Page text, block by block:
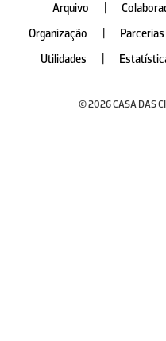
Arquivo
Organização
Parcerias
Utilidades
© 2026 CASA DAS